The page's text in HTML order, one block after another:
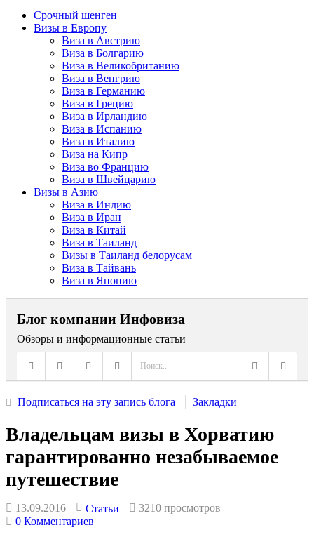
Срочный шенген
Визы в Европу
Виза в Австрию
Виза в Болгарию
Виза в Великобританию
Виза в Венгрию
Виза в Германию
Виза в Грецию
Виза в Ирландию
Виза в Испанию
Виза в Италию
Виза на Кипр
Виза во Францию
Виза в Швейцарию
Визы в Азию
Виза в Индию
Виза в Иран
Виза в Китай
Виза в Таиланд
Визы в Таиланд белорусам
Виза в Тайвань
Виза в Японию
Блог компании Инфовиза
Обзоры и информационные статьи
Подписаться на эту запись блога Закладки
Владельцам визы в Хорватию
гарантированно незабываемое
путешествие
13.09.2016 Статьи
3210 просмотров
0 Комментариев